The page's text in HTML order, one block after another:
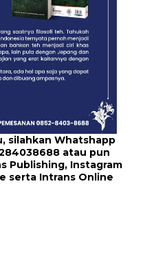
silahkan Whatshapp
atau pun
Publishing, Instagram
serta Intrans Online